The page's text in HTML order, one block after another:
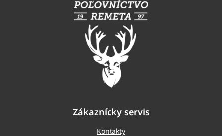
Zákaznícky servis
Kontakty